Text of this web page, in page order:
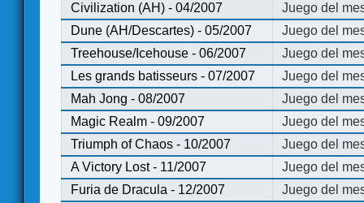
Civilization (AH) - 04/2007
Juego del
Dune (AH/Descartes) - 05/2007
Juego del
Treehouse/Icehouse - 06/2007
Juego del
Les grands batisseurs - 07/2007
Juego del
Mah Jong - 08/2007
Juego del
Magic Realm - 09/2007
Juego del
Triumph of Chaos - 10/2007
Juego del
A Victory Lost - 11/2007
Juego del
Furia de Dracula - 12/2007
Juego del